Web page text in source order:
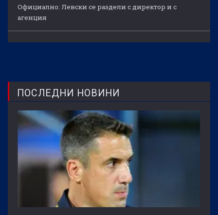
Официално: Левски се раздели с директор и с
агенция
ПОСЛЕДНИ НОВИНИ